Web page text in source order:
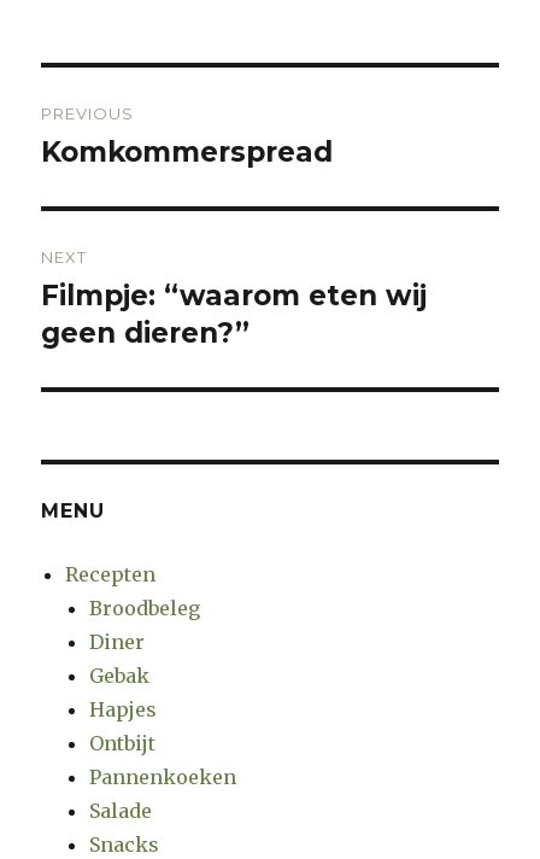
navigation
PREVIOUS
Previous
Komkommerspread
NEXT
Next
post:
Filmpje: “waarom eten wij
geen dieren?”
MENU
Recepten
Broodbeleg
Diner
Gebak
Hapjes
Ontbijt
Pannenkoeken
Salade
Snacks